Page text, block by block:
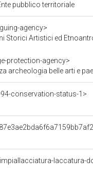
pubblico territoriale
agency>
Storici Artistici ed
protection-agency>
archeologia belle arti e
conservation-status-1>
laccatura-